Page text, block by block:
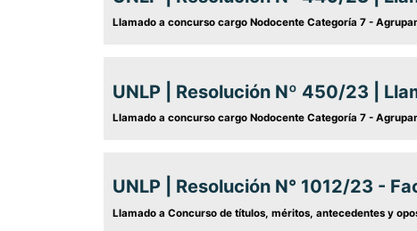
Llamado a concurso cargo Nodocente Categoría 7 -
UNLP | Resolución Nº 450/23 |
Llamado a concurso cargo Nodocente Categoría 7 -
UNLP | Resolución N° 1012/23 -
Llamado a Concurso de títulos, méritos, antecedentes y